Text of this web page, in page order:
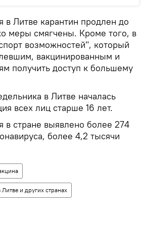
в Литве карантин продлен до
меры смягчены. Кроме того, в
возможностей", который
вакцинированным и
получить доступ к большему
в Литве началась
всех лиц старше 16 лет.
в стране выявлено более 274
более 4,2 тысячи
и других странах